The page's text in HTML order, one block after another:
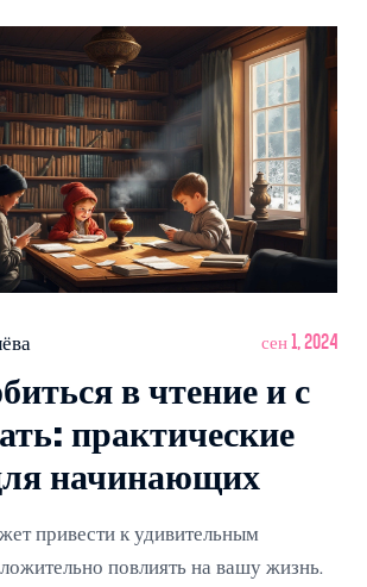
сен 1, 2024
в чтение и с
практические
начинающих
привести к удивительным
повлиять на вашу жизнь.